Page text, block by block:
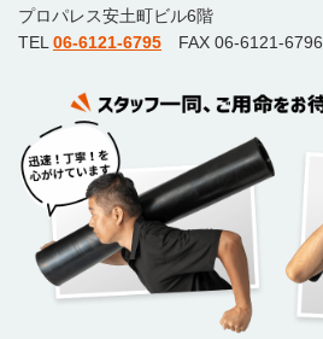
プロパレス安土町ビル6階
TEL 06-6121-6795 FAX 06-6121-6796